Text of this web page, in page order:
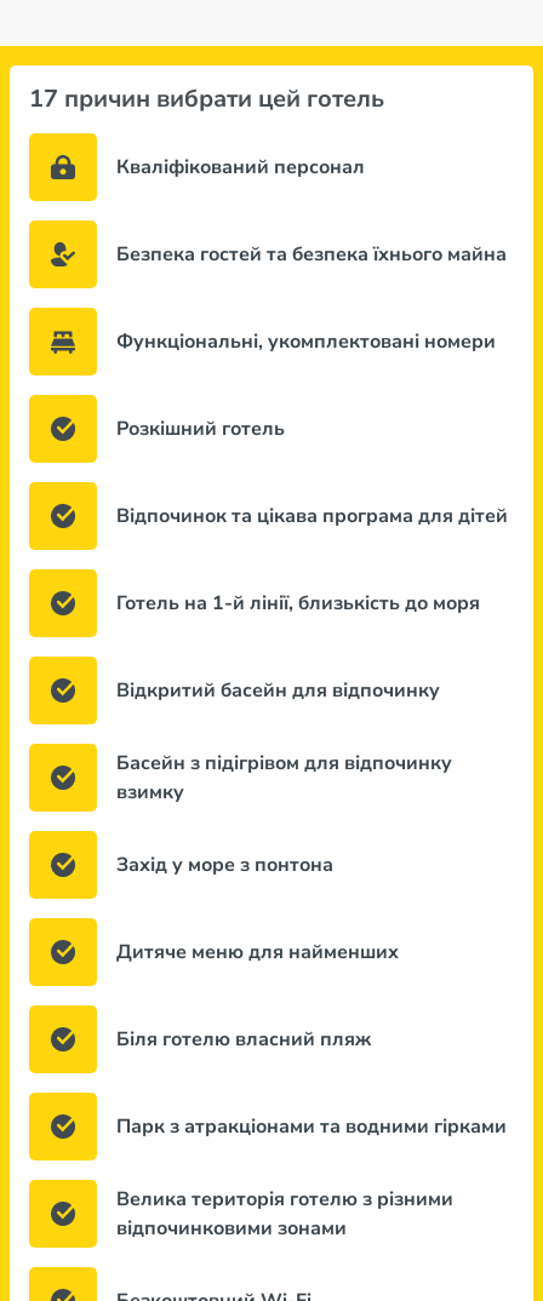
17 причин вибрати цей готель
Кваліфікований персонал
Безпека гостей та безпека їхнього майна
Функціональні, укомплектовані номери
Розкішний готель
Відпочинок та цікава програма для дітей
Готель на 1-й лінії, близькість до моря
Відкритий басейн для відпочинку
Басейн з підігрівом для відпочинку
взимку
Захід у море з понтона
Дитяче меню для найменших
Біля готелю власний пляж
Парк з атракціонами та водними гірками
Велика територія готелю з різними
відпочинковими зонами